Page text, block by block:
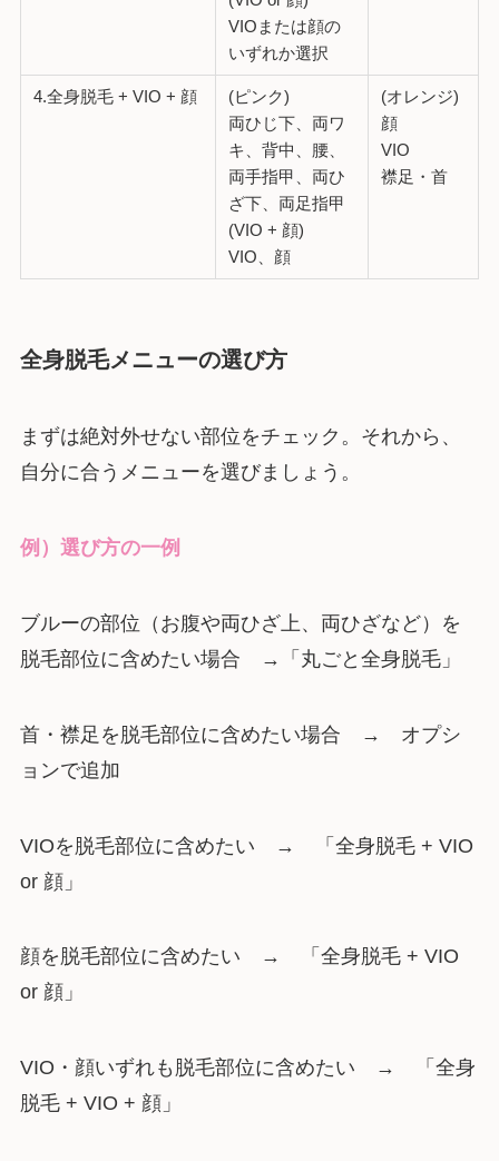
VIOまたは顔の
いずれか選択
4.全身脱毛 + VIO + 顔
(ピンク)
両ひじ下、両ワ
キ、背中、腰、
両手指甲、両ひ
ざ下、両足指甲
(VIO + 顔)
VIO、顔
(オレンジ)
顔
VIO
襟足・首
全身脱毛メニューの選び方
まずは絶対外せない部位をチェック。それから、
自分に合うメニューを選びましょう。
例）選び方の一例
ブルーの部位（お腹や両ひざ上、両ひざなど）を
脱毛部位に含めたい場合 →「丸ごと全身脱毛」
首・襟足を脱毛部位に含めたい場合 → オプシ
ョンで追加
VIOを脱毛部位に含めたい → 「全身脱毛 + VIO
or 顔」
顔を脱毛部位に含めたい → 「全身脱毛 + VIO
or 顔」
VIO・顔いずれも脱毛部位に含めたい → 「全身
脱毛 + VIO + 顔」